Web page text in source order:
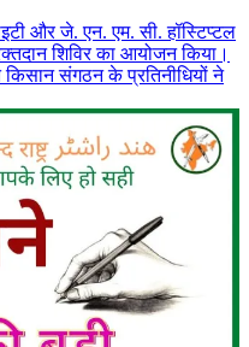
और जे. एन. एम. सी. हॉस्टिप्टल
शिविर का आयोजन किया।
किसान संगठन के प्रतिनीधियों ने